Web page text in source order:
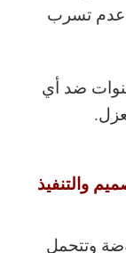
عدم تسرب
خطي لمدة تصل إلى 10 سنوات ضد أي
والتنفيذ
وتتحمل